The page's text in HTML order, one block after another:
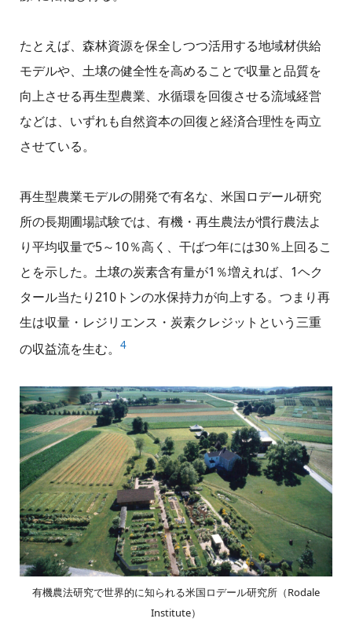
たとえば、森林資源を保全しつつ活用する地域材供給
モデルや、土壌の健全性を高めることで収量と品質を
向上させる再生型農業、水循環を回復させる流域経営
などは、いずれも自然資本の回復と経済合理性を両立
させている。
再生型農業モデルの開発で有名な、米国ロデール研究
所の長期圃場試験では、有機・再生農法が慣行農法よ
り平均収量で5～10％高く、干ばつ年には30％上回るこ
とを示した。土壌の炭素含有量が1％増えれば、1ヘク
タール当たり210トンの水保持力が向上する。つまり再
生は収量・レジリエンス・炭素クレジットという三重
の収益流を生む。
4
有機農法研究で世界的に知られる米国ロデール研究所（Rodale
Institute）